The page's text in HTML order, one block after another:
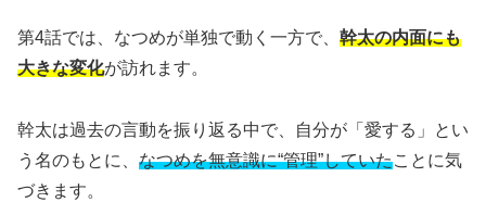
第4話では、なつめが単独で動く一方で、 幹太の内面にも
大きな変化が訪れます。
幹太は過去の言動を振り返る中で、自分が「愛する」とい
う名のもとに、 なつめを無意識に“管理”していたことに気
づきます。